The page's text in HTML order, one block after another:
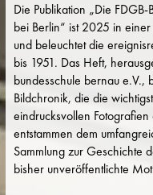
Die Publikation „Die
bei Berlin“ ist 2025 in
und beleuchtet die
bis 1951. Das Heft,
bundesschule bernau e.V.,
Bildchronik, die die
eindrucksvollen
entstammen dem
Sammlung zur Geschichte
bisher unveröffentlichte